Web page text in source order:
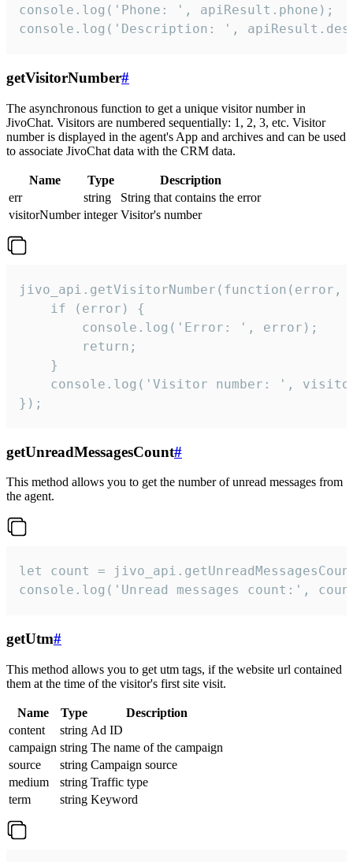
console.log('Phone: ', apiResult.phone);
console.log('Description: ',
getVisitorNumber#
The asynchronous function to get a unique visitor number in
JivoChat. Visitors are numbered sequentially: 1, 2, 3, etc. Visitor
number is displayed in the agent's App and archives and can be used
to associate JivoChat data with the CRM data.
Name Type
Description
err
string
String that contains the error
visitorNumber integer Visitor's number
jivo_api.getVisitorNumber(function(error,
    if (error) {
        console.log('Error: ', error);
        return;
    }
console.log('Visitor number: ',
});
getUnreadMessagesCount#
This method allows you to get the number of unread messages from
the agent.
let count =
console.log('Unread messages count:',
getUtm#
This method allows you to get utm tags, if the website url contained
them at the time of the visitor's first site visit.
Name Type
Description
content
string Ad ID
campaign string The name of the campaign
source
string Campaign source
medium
string Traffic type
term
string Keyword